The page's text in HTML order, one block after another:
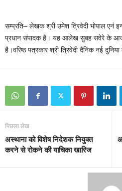
सम्प्रति– लेखक श्री उमेश त्रिवेदी भोपाल एनं
प्रधान संपादक है। यह आलेख सुबह सवेरे के
है।वरिष्ठ पत्रकार श्री त्रिवेदी दैनिक नई
पिछला लेख
अस्थाना को विशेष निदेशक नियुक्त
करने से रोकने की याचिका खारिज